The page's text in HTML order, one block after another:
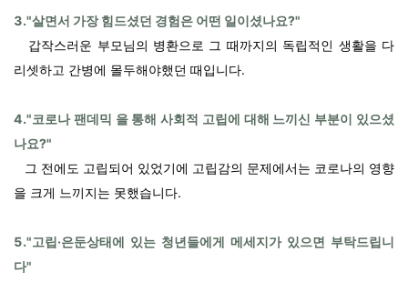
3."살면서 가장 힘드셨던 경험은 어떤 일이셨나요?"
갑작스러운 부모님의 병환으로 그 때까지의 독립적인 생활을 다
리셋하고 간병에 몰두해야했던 때입니다.
4."코로나 팬데믹 을 통해 사회적 고립에 대해 느끼신 부분이 있으셨
나요?"
그 전에도 고립되어 있었기에 고립감의 문제에서는 코로나의 영향
을 크게 느끼지는 못했습니다.
5."고립·은둔상태에 있는 청년들에게 메세지가 있으면 부탁드립니
다"